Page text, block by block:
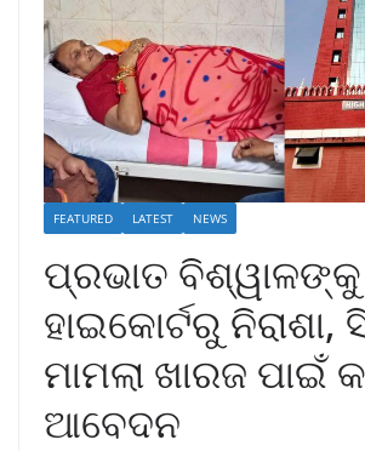
FEATURED LATEST NEWS
ପ୍ରଭାତ ବିଶ୍ୱାଳଙ୍କୁ
ହାଇକୋର୍ଟରୁ
ମାମଲା ଖାରଜ ପାଇଁ
ଆବେଦନ